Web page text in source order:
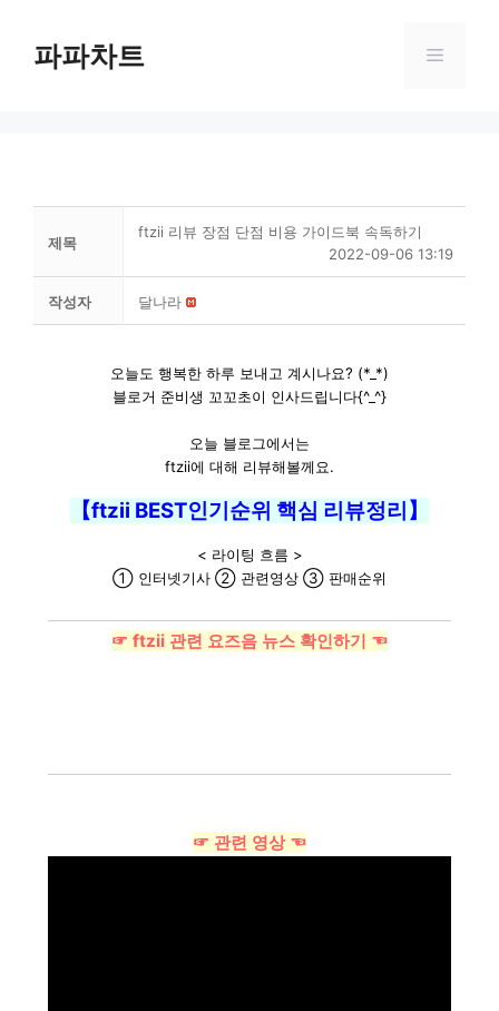
content파파차트 Menu
제목
ftzii 리뷰 장점 단점 비용 가이드북 속독하기
2022-09-06 13:19
작성자 달나라
오늘도 행복한 하루 보내고 계시나요? (*_*)
블로거 준비생 꼬꼬초이 인사드립니다{^_^}
오늘 블로그에서는
ftzii에 대해 리뷰해볼께요.
【ftzii BEST인기순위 핵심 리뷰정리】
< 라이팅 흐름 >
① 인터넷기사 ② 관련영상 ③ 판매순위
☞ ftzii 관련 요즈음 뉴스 확인하기 ☜
☞ 관련 영상 ☜